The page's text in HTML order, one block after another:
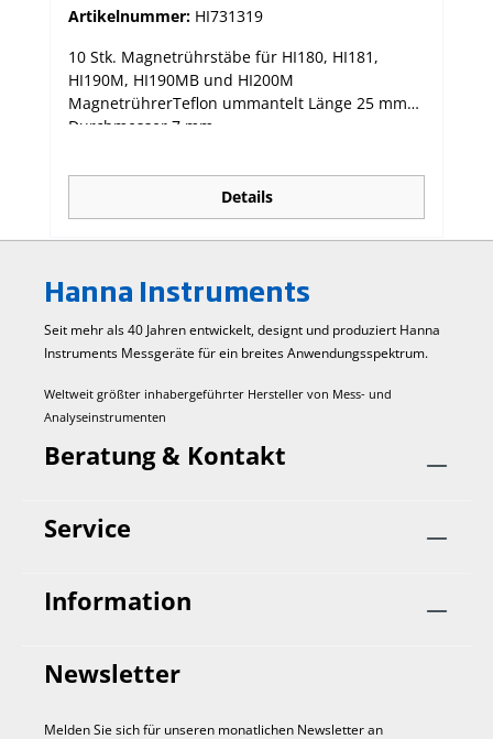
Artikelnummer: HI731319
10 Stk. Magnetrührstäbe für HI180, HI181,
HI190M, HI190MB und HI200M
MagnetrührerTeflon ummantelt Länge 25 mm
Durchmesser 7 mm
Details
Hanna Instruments
Seit mehr als 40 Jahren entwickelt, designt und produziert Hanna
Instruments Mess­geräte für ein breites Anwendungs­spektrum.
Weltweit größter inhabergeführter Hersteller von Mess- und
Analyseinstrumenten
Beratung & Kontakt
Service
Information
Newsletter
Melden Sie sich für unseren monatlichen Newsletter an